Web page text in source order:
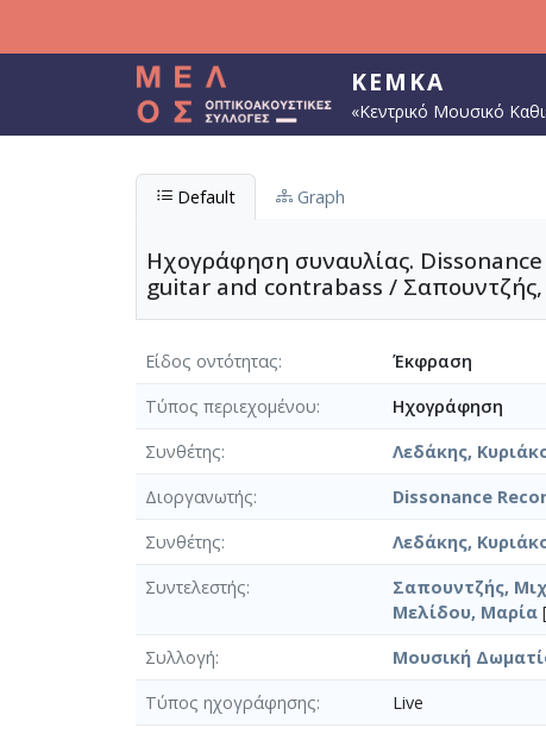
ΚΕΜΚΑ
«Κεντρικό Μουσικό
Default Graph
Ηχογράφηση συναυλίας.
guitar and contrabass /
Είδος οντότητας
Έκφραση
Τύπος περιεχομένου
Ηχογράφηση
Συνθέτης
Λεδάκης,
Διοργανωτής
Dissonance
Συνθέτης
Λεδάκης,
Συντελεστής
Σαπουντζής,
Μελίδου, Μαρία
Συλλογή
Μουσική
Τύπος ηχογράφησης
Live